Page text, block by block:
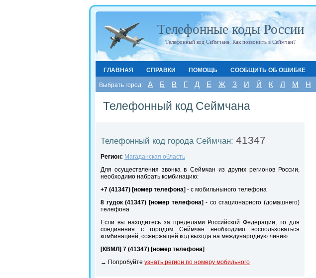
Телефонные коды России
Телефонный код Сеймчана. Как позвонить в Сеймчан?
ГЛАВНАЯ СПРАВКИ ПОМОЩЬ СООБЩИТЬ ОБ ОШИБКЕ
Выбрать город: А Б В Г Д Е Ж З И Й К Л М Н
Телефонный код Сеймчана
Телефонный код города Сеймчан: 41347
Регион: Магаданская область
Для осуществления звонка в Сеймчан из других регионов России,
необходимо набрать комбинацию:
+7 (41347) [номер телефона] - с мобильныного телефона
8 гудок (41347) [номер телефона] - со стационарного (домашнего)
телефона
Если вы находитесь за пределами Российской Федерации, то для
соединения с городом Сеймчан необходимо воспользоваться
комбинацией, сожержащей код выхода на международную линию:
[КВМЛ] 7 (41347) [номер телефона]
→ Попробуйте узнать регион по номеру мобильного